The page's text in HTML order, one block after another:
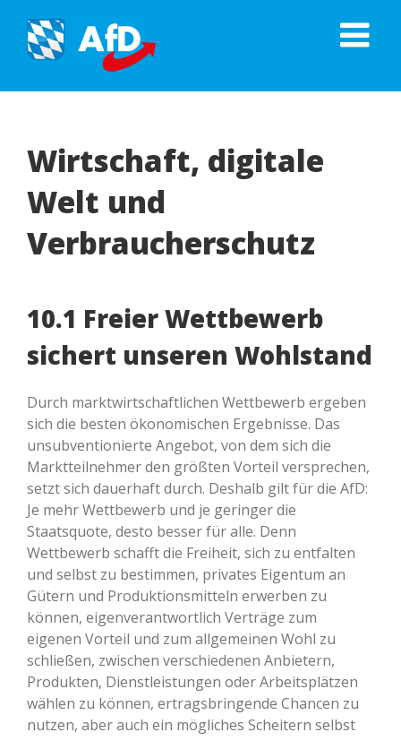
Inhalt
springen
Wirtschaft, digitale
Welt und
Verbraucherschutz
10.1 Freier Wettbewerb
sichert unseren Wohlstand
Durch marktwirtschaftlichen Wettbewerb ergeben
sich die besten ökonomischen Ergebnisse. Das
unsubventionierte Angebot, von dem sich die
Marktteilnehmer den größten Vorteil versprechen,
setzt sich dauerhaft durch. Deshalb gilt für die AfD:
Je mehr Wettbewerb und je geringer die
Staatsquote, desto besser für alle. Denn
Wettbewerb schafft die Freiheit, sich zu entfalten
und selbst zu bestimmen, privates Eigentum an
Gütern und Produktionsmitteln erwerben zu
können, eigenverantwortlich Verträge zum
eigenen Vorteil und zum allgemeinen Wohl zu
schließen, zwischen verschiedenen Anbietern,
Produkten, Dienstleistungen oder Arbeitsplätzen
wählen zu können, ertragsbringende Chancen zu
nutzen, aber auch ein mögliches Scheitern selbst